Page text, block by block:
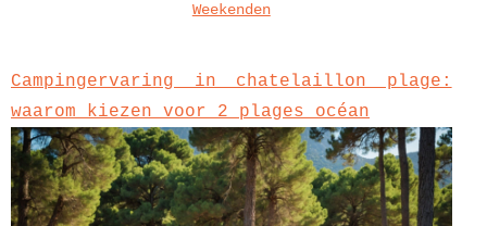
Weekenden
Campingervaring in chatelaillon plage:
waarom kiezen voor 2 plages océan